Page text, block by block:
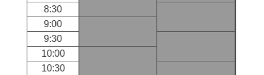
8:30
9:00
9:30
10:00
10:30